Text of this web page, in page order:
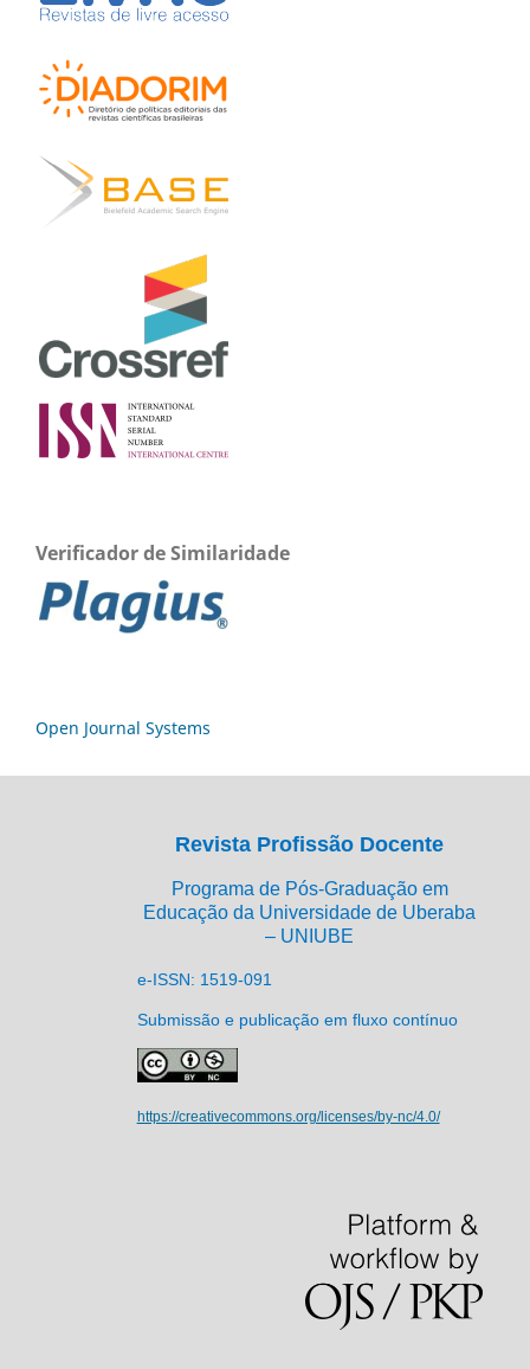
Verificador de Similaridade
Open Journal Systems
Revista Profissão Docente
Programa de Pós-Graduação em
Educação da Universidade de Uberaba
– UNIUBE
e-ISSN: 1519-091
Submissão e publicação em fluxo contínuo
https://creativecommons.org/licenses/by-nc/4.0/